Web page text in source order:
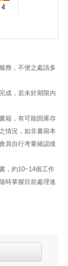
4
務，不便之處請多
成，若未於期限內
籍，有可能因庫存
情況，如非書籍本
員自行考量確認後
，約10~14個工作
時掌握目前處理進